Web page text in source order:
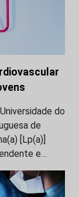
do
de
[Lp(a)]
e…